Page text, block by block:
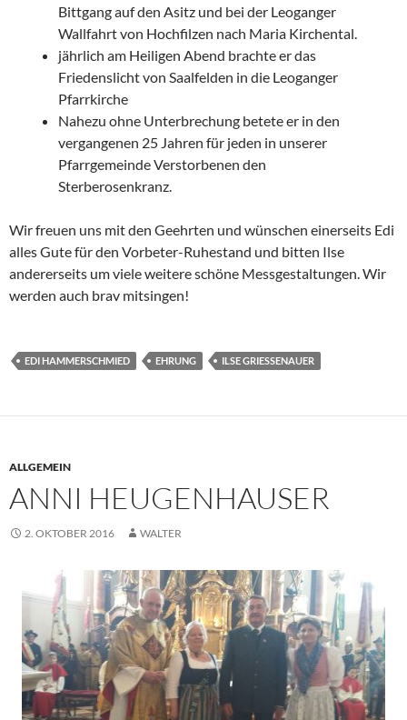
Bittgang auf den Asitz und bei der Leoganger
Wallfahrt von Hochfilzen nach Maria Kirchental.
jährlich am Heiligen Abend brachte er das
Friedenslicht von Saalfelden in die Leoganger
Pfarrkirche
Nahezu ohne Unterbrechung betete er in den
vergangenen 25 Jahren für jeden in unserer
Pfarrgemeinde Verstorbenen den
Sterberosenkranz.
Wir freuen uns mit den Geehrten und wünschen einerseits Edi
alles Gute für den Vorbeter-Ruhestand und bitten Ilse
andererseits um viele weitere schöne Messgestaltungen. Wir
werden auch brav mitsingen!
EDI HAMMERSCHMIED EHRUNG ILSE GRIESSENAUER
ALLGEMEIN
ANNI HEUGENHAUSER
2. OKTOBER 2016 WALTER